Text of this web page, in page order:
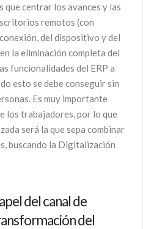
que centrar los avances y las
remotos (con
del dispositivo y del
la eliminación completa del
funcionalidades del ERP a
esto se debe conseguir sin
Es muy importante
los trabajadores, por lo que
será la que sepa combinar
buscando la Digitalización
del canal de
del